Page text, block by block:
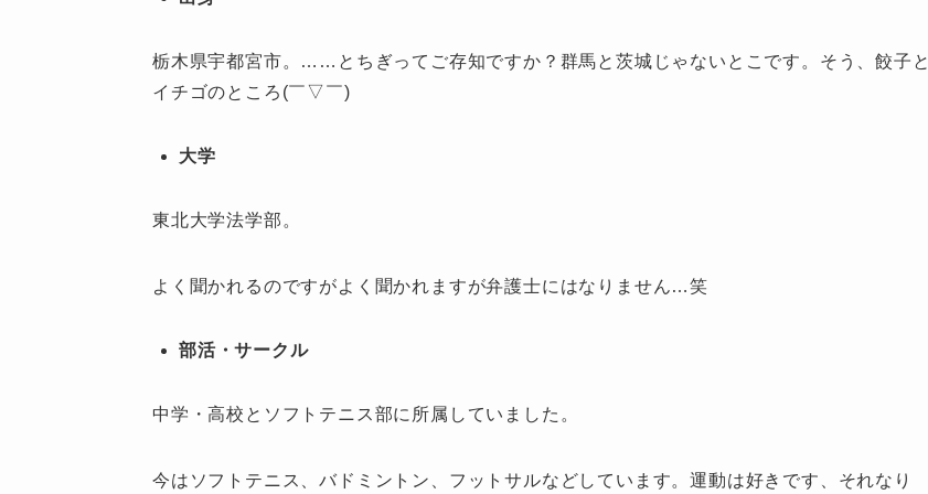
栃木県宇都宮市。……とちぎってご存知ですか？群馬と茨城じゃないとこです。そう、餃子と
イチゴのところ(￣▽￣)
大学
東北大学法学部。
よく聞かれるのですがよく聞かれますが弁護士にはなりません…笑
部活・サークル
中学・高校とソフトテニス部に所属していました。
今はソフトテニス、バドミントン、フットサルなどしています。運動は好きです、それなり